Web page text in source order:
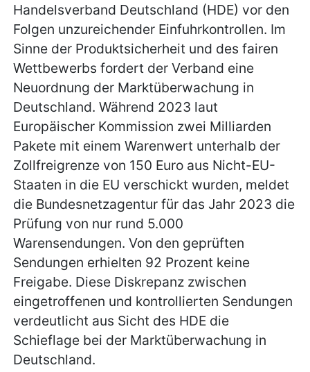
Handelsverband Deutschland (HDE) vor den
Folgen unzureichender Einfuhrkontrollen. Im
Sinne der Produktsicherheit und des fairen
Wettbewerbs fordert der Verband eine
Neuordnung der Marktüberwachung in
Deutschland. Während 2023 laut
Europäischer Kommission zwei Milliarden
Pakete mit einem Warenwert unterhalb der
Zollfreigrenze von 150 Euro aus Nicht-EU-
Staaten in die EU verschickt wurden, meldet
die Bundesnetzagentur für das Jahr 2023 die
Prüfung von nur rund 5.000
Warensendungen. Von den geprüften
Sendungen erhielten 92 Prozent keine
Freigabe. Diese Diskrepanz zwischen
eingetroffenen und kontrollierten Sendungen
verdeutlicht aus Sicht des HDE die
Schieflage bei der Marktüberwachung in
Deutschland.